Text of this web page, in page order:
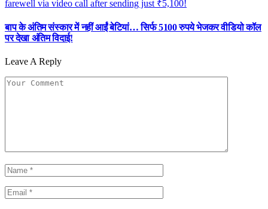
बाप के अंतिम संस्कार में नहीं आईं बेटियां… सिर्फ 5100 रुपये भेजकर वीडियो कॉल
पर देखा अंतिम विदाई!
Leave A Reply